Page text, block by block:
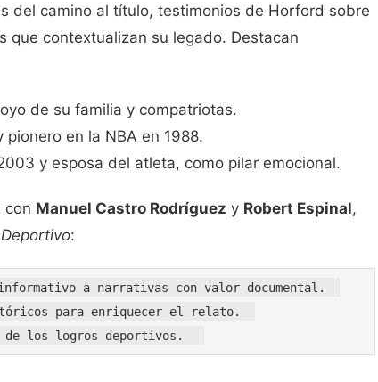
del camino al título, testimonios de Horford sobre
que contextualizan su legado. Destacan
de su familia y compatriotas.
pionero en la NBA en 1988.
y esposa del atleta, como pilar emocional.
con Manuel Castro Rodríguez y Robert Espinal,
:
a narrativas con valor documental.
para enriquecer el relato.